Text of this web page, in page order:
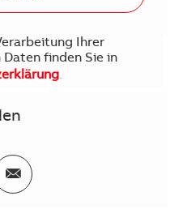
Ihrer
finden Sie in
.
Facebook
via Twitter
Teilen via E-Mail